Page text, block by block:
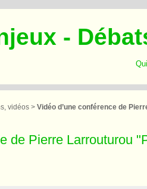
-
vidéos> Vidéo d’une conférence de
de Pierre Larrouturou